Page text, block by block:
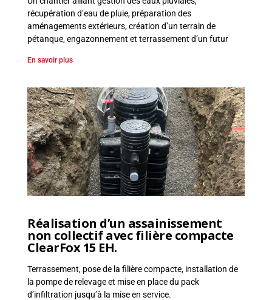
récupération d’eau de pluie, préparation des
aménagements extérieurs, création d’un terrain de
pétanque, engazonnement et terrassement d’un futur
En savoir plus
Réalisation d’un assainissement
non collectif avec filière compacte
ClearFox 15 EH.
Terrassement, pose de la filière compacte, installation de
la pompe de relevage et mise en place du pack
d’infiltration jusqu’à la mise en service.